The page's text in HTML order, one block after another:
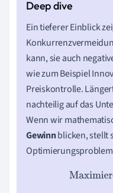
Ein tieferer Einblick
kann, sie auch
wie zum Beispiel
Preiskontrolle.
nachteilig auf das
Wenn wir
Gewinnblicken, stellt